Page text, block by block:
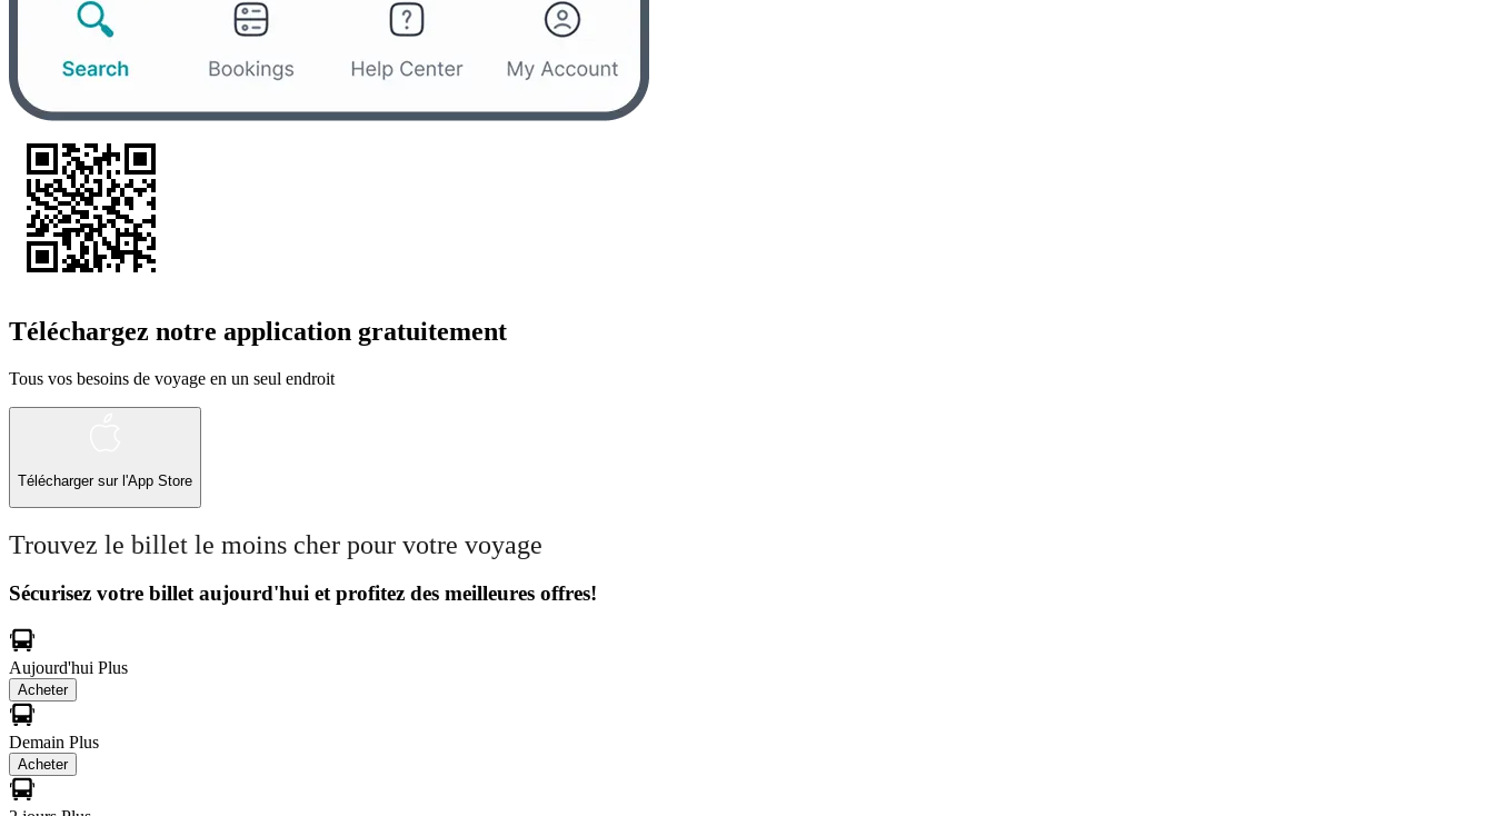
Téléchargez notre application gratuitement
Tous vos besoins de voyage en un seul endroit
Télécharger sur l'App Store
Trouvez le billet le moins cher pour votre voyage
Sécurisez votre billet aujourd'hui et profitez des meilleures offres!
Aujourd'hui Plus
Acheter
Demain Plus
Acheter